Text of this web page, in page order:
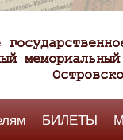
БИЛЕТЫ